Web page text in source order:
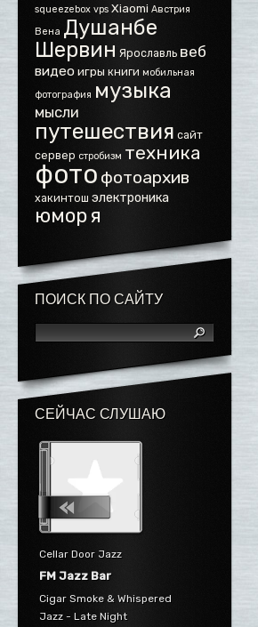
squeezebox vps Xiaomi Австрия
Вена Душанбе
Шервин Ярославль веб
видеоигры книги мобильная
фотография музыка
мысли
путешествия сайт
сервер стробизм техника
фото фотоархив
хакинтош электроника
юморя
ПОИСК ПО САЙТУ
СЕЙЧАС СЛУШАЮ
Cellar Door Jazz
FM Jazz Bar
Cigar Smoke & Whispered
Jazz - Late Night